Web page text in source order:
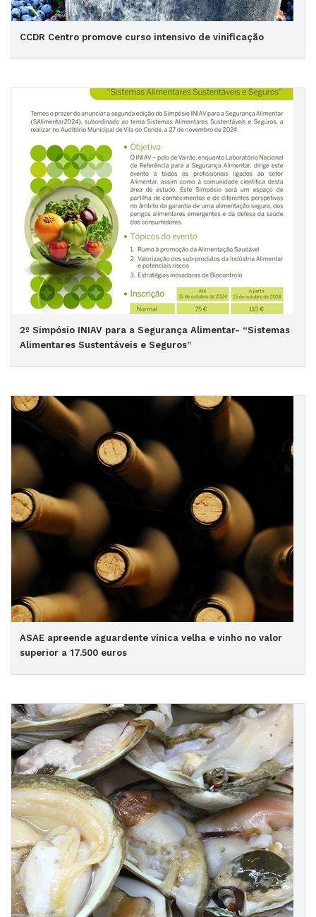
CCDR Centro promove curso intensivo de vinificação
2º Simpósio INIAV para a Segurança Alimentar- “Sistemas
Alimentares Sustentáveis e Seguros”
ASAE apreende aguardente vínica velha e vinho no valor
superior a 17.500 euros